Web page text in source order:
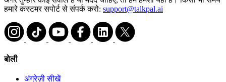
हमारे कस्टमर सपोर्ट से संपर्क करो: support@talkpal.ai
बोली
अंग्रेज़ी सीखें